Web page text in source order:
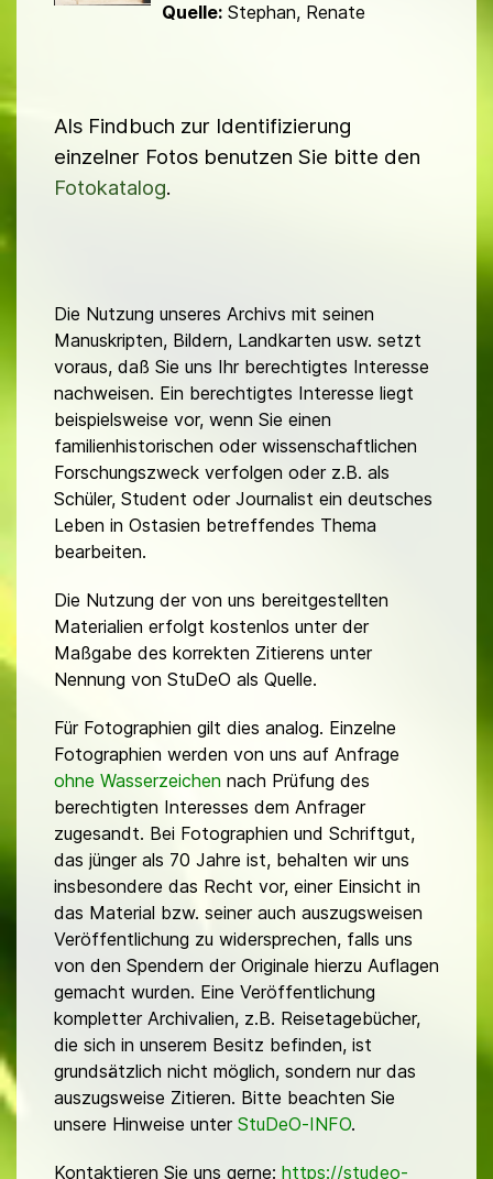
Quelle:Stephan, Renate
Als Findbuch zur Identifizierung
einzelner Fotos benutzen Sie bitte den
Fotokatalog.
Die Nutzung unseres Archivs mit seinen
Manuskripten, Bildern, Landkarten usw. setzt
voraus, daß Sie uns Ihr berechtigtes Interesse
nachweisen. Ein berechtigtes Interesse liegt
beispielsweise vor, wenn Sie einen
familienhistorischen oder wissenschaftlichen
Forschungszweck verfolgen oder z.B. als
Schüler, Student oder Journalist ein deutsches
Leben in Ostasien betreffendes Thema
bearbeiten.
Die Nutzung der von uns bereitgestellten
Materialien erfolgt kostenlos unter der
Maßgabe des korrekten Zitierens unter
Nennung von StuDeO als Quelle.
Für Fotographien gilt dies analog. Einzelne
Fotographien werden von uns auf Anfrage
ohne Wasserzeichen nach Prüfung des
berechtigten Interesses dem Anfrager
zugesandt. Bei Fotographien und Schriftgut,
das jünger als 70 Jahre ist, behalten wir uns
insbesondere das Recht vor, einer Einsicht in
das Material bzw. seiner auch auszugsweisen
Veröffentlichung zu widersprechen, falls uns
von den Spendern der Originale hierzu Auflagen
gemacht wurden. Eine Veröffentlichung
kompletter Archivalien, z.B. Reisetagebücher,
die sich in unserem Besitz befinden, ist
grundsätzlich nicht möglich, sondern nur das
auszugsweise Zitieren. Bitte beachten Sie
unsere Hinweise unter StuDeO-INFO.
Kontaktieren Sie uns gerne: https://studeo-